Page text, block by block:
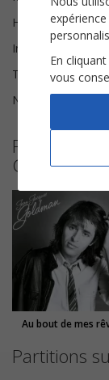
Harmonisation
Instrumentation
Tonalité
Nombre de pages
Plus de
Goldman
Au bout de mes
Partitions
En
vous